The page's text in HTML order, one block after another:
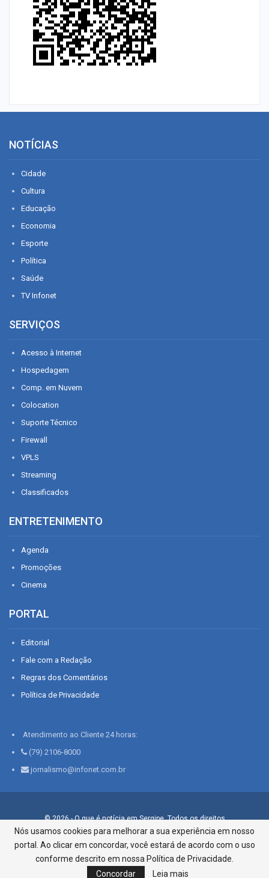
NOTÍCIAS
Cidade
Cultura
Educação
Economia
Esporte
Política
Saúde
TV Infonet
SERVIÇOS
Acesso à Internet
Hospedagem
Comp. em Nuvem
Colocation
Suporte Técnico
Firewall
VPLS
Streaming
Classificados
ENTRETENIMENTO
Agenda
Promoções
Cinema
PORTAL
Editorial
Fale com a Redação
Regras dos Comentários
Política de Privacidade
Atendimento ao Cliente 24 horas:
(79) 2106-8000
jornalismo@infonet.com.br
© 2026 - O que é notícia em Sergipe. Todos os direitos
reservados.
Infonet - Rua Monsenhor Silveira 276, Bairro São José |
Aracaju-SE, CEP 49015-030, Fone: 79.2106.8000 - CI Centro de
Informações LTDA
Nós usamos cookies para melhorar a sua experiência em nosso
portal. Ao clicar em concordar, você estará de acordo com o uso
conforme descrito em nossa Política de Privacidade.
Concordar
Leia mais